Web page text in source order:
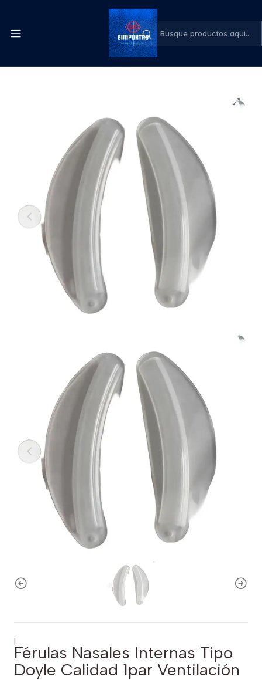
Despachos express a todo el país
Inicio Medicina
Férulas Nasales Internas Tipo Doyle Calidad 1par
Ventilación
|
Férulas Nasales Internas Tipo
Doyle Calidad 1par Ventilación